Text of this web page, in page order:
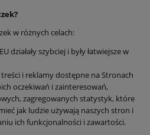
w różnych celach:
działały szybciej i były łatwiejsze w
i reklamy dostępne na Stronach
oczekiwań i zainteresowań,
zagregowanych statystyk, które
jak ludzie używają naszych stron i
ich funkcjonalności i zawartości.